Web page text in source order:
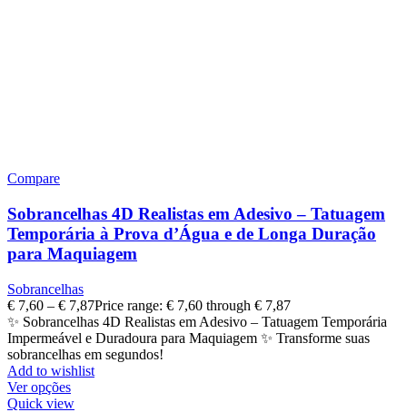
Compare
Sobrancelhas 4D Realistas em Adesivo – Tatuagem
Temporária à Prova d’Água e de Longa Duração
para Maquiagem
Sobrancelhas
€ 7,60 – € 7,87Price range: € 7,60 through € 7,87
✨ Sobrancelhas 4D Realistas em Adesivo – Tatuagem Temporária
Impermeável e Duradoura para Maquiagem ✨ Transforme suas
sobrancelhas em segundos!
Add to wishlist
Ver opções
Quick view